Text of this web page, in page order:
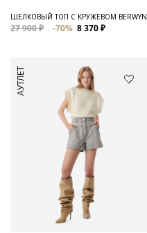
ШЕЛКОВЫЙ ТОП С КРУЖЕВОМ BERWYN
27 900 ₽ -70% 8 370 ₽
АУТЛЕТ